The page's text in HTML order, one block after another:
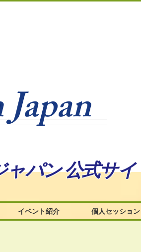
パン 公式サイ
イベント紹介 個人セッション